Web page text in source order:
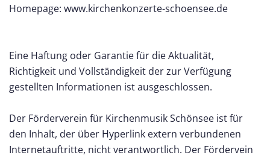
Homepage: www.kirchenkonzerte-schoensee.de
Eine Haftung oder Garantie für die Aktualität,
Richtigkeit und Vollständigkeit der zur Verfügung
gestellten Informationen ist ausgeschlossen.
Der Förderverein für Kirchenmusik Schönsee ist für
den Inhalt, der über Hyperlink extern verbundenen
Internetauftritte, nicht verantwortlich. Der Fördervein